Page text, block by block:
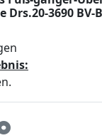
Drs.20-3690 BV-